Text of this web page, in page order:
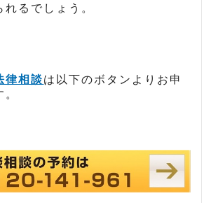
れるでしょう。
律相談は以下のボタンよりお申